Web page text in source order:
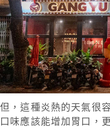
但，這種炎熱的天氣很
口味應該能增加胃口，